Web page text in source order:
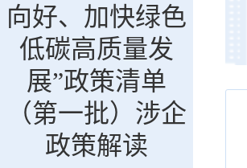
向好、加快绿色
低碳高质量发
展”政策清单
（第一批）涉企
政策解读